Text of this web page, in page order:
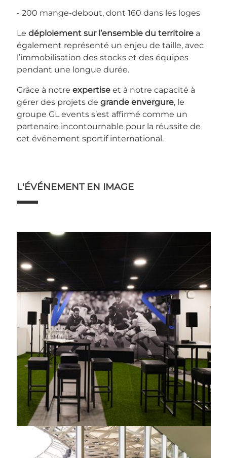
- 200 mange-debout, dont 160 dans les loges
Le déploiement sur l’ensemble du territoirea
également représenté un enjeu de taille, avec
l’immobilisation des stocks et des équipes
pendant une longue durée.
Grâce à notre expertiseet à notre capacité à
gérer des projets de grande envergure, le
groupe GL events s’est affirmé comme un
partenaire incontournable pour la réussite de
cet événement sportif international.
L'ÉVÉNEMENT EN IMAGE